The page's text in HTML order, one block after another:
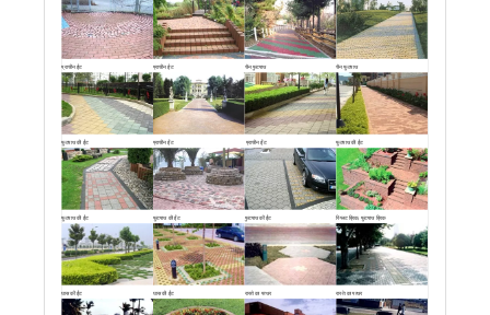
प्राचीन ईंट प्राचीन ईंट चैन फुटपाथ चैन फुटपाथ
फुटपाथ की ईंट प्राचीन ईंट प्राचीन ईंट फुटपाथ की ईंट
फुटपाथ की ईंट फुटपाथ की ईंट फुटपाथ की ईंट स्प्लिट ब्रिक, फुटपाथ ब्रिक
घास की ईंट घास की ईंट रास्ते का पत्थर रास्ते का पत्थर